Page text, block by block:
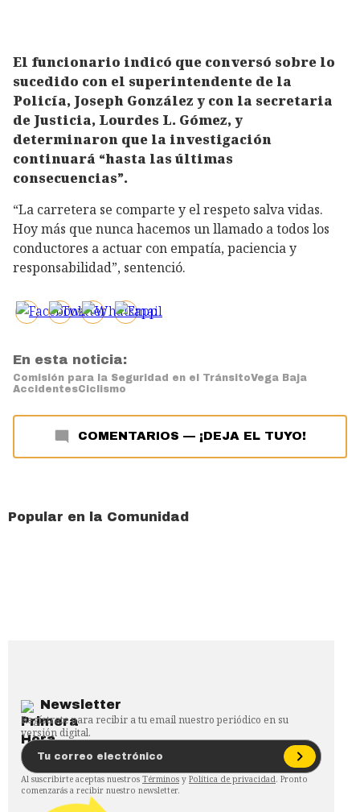
El funcionario indicó que conversó sobre lo
sucedido con el superintendente de la
Policía, Joseph González y con la secretaria
de Justicia, Lourdes L. Gómez, y
determinaron que la investigación
continuará “hasta las últimas
consecuencias”.
“La carretera se comparte y el respeto salva vidas.
Hoy más que nunca hacemos un llamado a todos los
conductores a actuar con empatía, paciencia y
responsabilidad”, sentenció.
En esta noticia:
Comisión para la Seguridad en el TránsitoVega Baja
AccidentesCiclismo
COMENTARIOS — ¡DEJA EL TUYO!
Popular en la Comunidad
Newsletter
Regístrate para recibir a tu email nuestro periódico en su
versión digital.
Al suscribirte aceptas nuestros Términos y Política de privacidad. Pronto
comenzarás a recibir nuestro newsletter.